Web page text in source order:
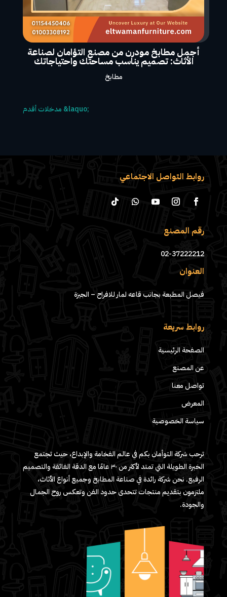
أجمل مطابخ مودرن من مصنع التؤامان لصناعة
الأثاث: تصميم يناسب مساحتك واحتياجاتك
مطابخ
روابط التواصل الاجتماعي
رقم المصنع
02-37222212
العنوان
فيصل المطبعة بجانب قاعه لمار للافراح – الجيزة
روابط سريعة
الصفحة الرئيسية
عن المصنع
تواصل معنا
المعرض
سياسة الخصوصية
ترحب شركة التوأمان بكم في عالم الفخامة والإبداع، حيث تجتمع
الخبرة الطويلة التي تمتد لأكثر من ٣٠ عامًا مع الدقة الفائقة والتصميم
الرفيع. نحن شركة رائدة في صناعة المطابخ وجميع أنواع الأثاث،
ملتزمون بتقديم منتجات تتحدى حدود الفن وتعكس روح الجمال
والجودة.